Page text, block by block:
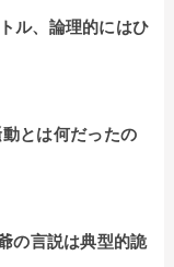
ル、論理的にはひ
とは何だったの
の言説は典型的詭